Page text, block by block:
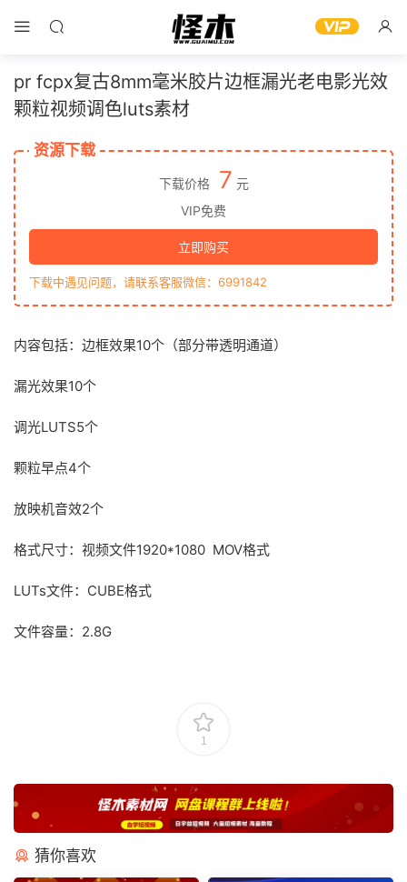
pr fcpx复古8mm毫米胶片边框漏光老电影光效
颗粒视频调色luts素材
资源下载
下载价格 7 元
VIP免费
立即购买
下载中遇见问题，请联系客服微信：6991842
内容包括：边框效果10个（部分带透明通道）
漏光效果10个
调光LUTS5个
颗粒早点4个
放映机音效2个
格式尺寸：视频文件1920*1080 MOV格式
LUTs文件：CUBE格式
文件容量：2.8G
1
猜你喜欢